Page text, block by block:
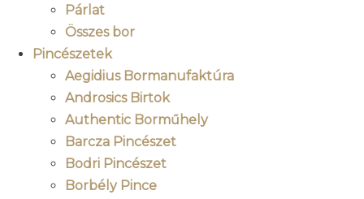
Párlat
Összes bor
Pincészetek
Aegidius Bormanufaktúra
Androsics Birtok
Authentic Borműhely
Barcza Pincészet
Bodri Pincészet
Borbély Pince